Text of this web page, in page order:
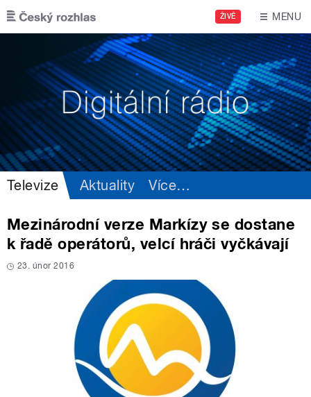
Přejít k hlavnímu obsahu
ŽIVĚ MENU
Televize Aktuality Více…
Mezinárodní verze Markízy se dostane
k řadě operátorů, velcí hráči vyčkávají
23. únor 2016